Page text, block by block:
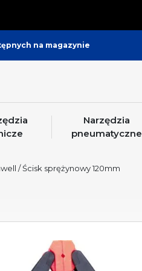
na magazynie
Narzędzia
pneumatyczne
/ Ścisk sprężynowy 120mm